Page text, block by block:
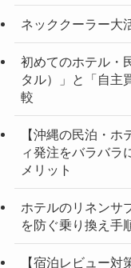
ネッククーラー大
初めてのホテル・
タル）」と「自主
較
【沖縄の民泊・
ィ発注をバラバラ
メリット
ホテルのリネンサ
を防ぐ乗り換え手
【宿泊レビュー